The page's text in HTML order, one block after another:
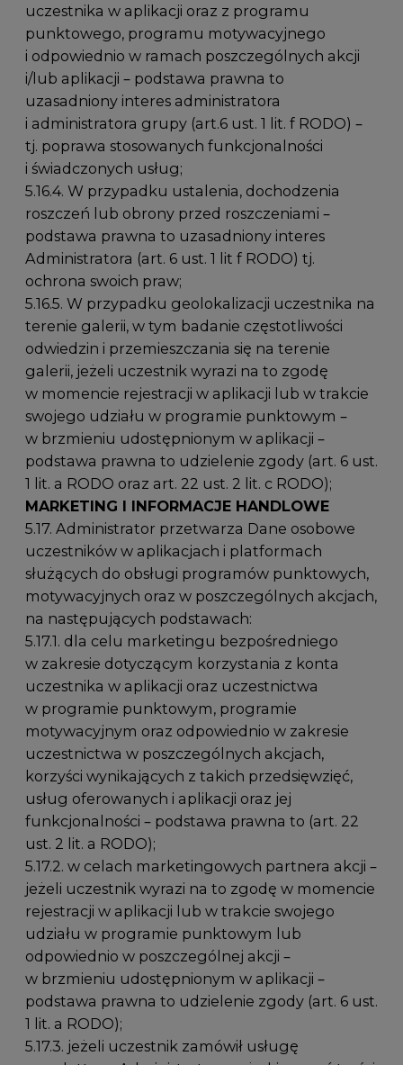
uczestnika w aplikacji oraz z programu
punktowego, programu motywacyjnego
i odpowiednio w ramach poszczególnych akcji
i/lub aplikacji – podstawa prawna to
uzasadniony interes administratora
i administratora grupy (art.6 ust. 1 lit. f RODO) –
tj. poprawa stosowanych funkcjonalności
i świadczonych usług;
5.16.4. W przypadku ustalenia, dochodzenia
roszczeń lub obrony przed roszczeniami –
podstawa prawna to uzasadniony interes
Administratora (art. 6 ust. 1 lit f RODO) tj.
ochrona swoich praw;
5.16.5. W przypadku geolokalizacji uczestnika na
terenie galerii, w tym badanie częstotliwości
odwiedzin i przemieszczania się na terenie
galerii, jeżeli uczestnik wyrazi na to zgodę
w momencie rejestracji w aplikacji lub w trakcie
swojego udziału w programie punktowym –
w brzmieniu udostępnionym w aplikacji –
podstawa prawna to udzielenie zgody (art. 6 ust.
1 lit. a RODO oraz art. 22 ust. 2 lit. c RODO);
MARKETING I INFORMACJE HANDLOWE
5.17. Administrator przetwarza Dane osobowe
uczestników w aplikacjach i platformach
służących do obsługi programów punktowych,
motywacyjnych oraz w poszczególnych akcjach,
na następujących podstawach:
5.17.1. dla celu marketingu bezpośredniego
w zakresie dotyczącym korzystania z konta
uczestnika w aplikacji oraz uczestnictwa
w programie punktowym, programie
motywacyjnym oraz odpowiednio w zakresie
uczestnictwa w poszczególnych akcjach,
korzyści wynikających z takich przedsięwzięć,
usług oferowanych i aplikacji oraz jej
funkcjonalności – podstawa prawna to (art. 22
ust. 2 lit. a RODO);
5.17.2. w celach marketingowych partnera akcji –
jeżeli uczestnik wyrazi na to zgodę w momencie
rejestracji w aplikacji lub w trakcie swojego
udziału w programie punktowym lub
odpowiednio w poszczególnej akcji –
w brzmieniu udostępnionym w aplikacji –
podstawa prawna to udzielenie zgody (art. 6 ust.
1 lit. a RODO);
5.17.3. jeżeli uczestnik zamówił usługę